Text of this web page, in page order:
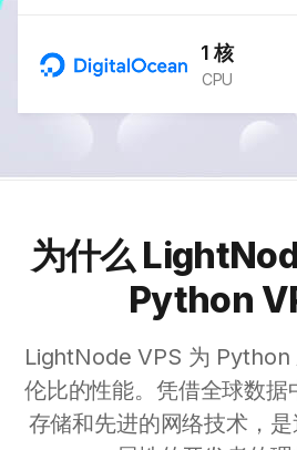
1 核
CPU
为什么
Python
LightNode VPS 为 Python
伦比的性能。凭借全球数
存储和先进的网络技术，